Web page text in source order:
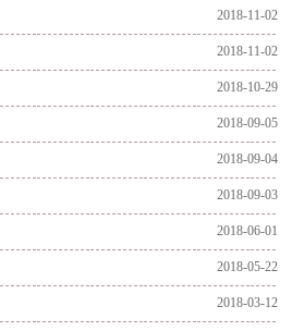
2018-11-02
2018-11-02
2018-10-29
2018-09-05
2018-09-04
2018-09-03
2018-06-01
2018-05-22
2018-03-12